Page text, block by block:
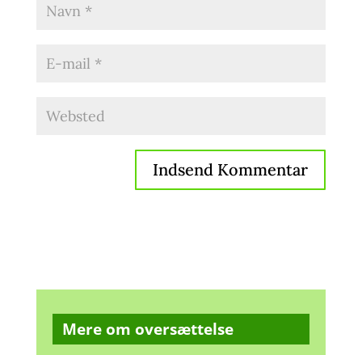
Mere om oversættelse